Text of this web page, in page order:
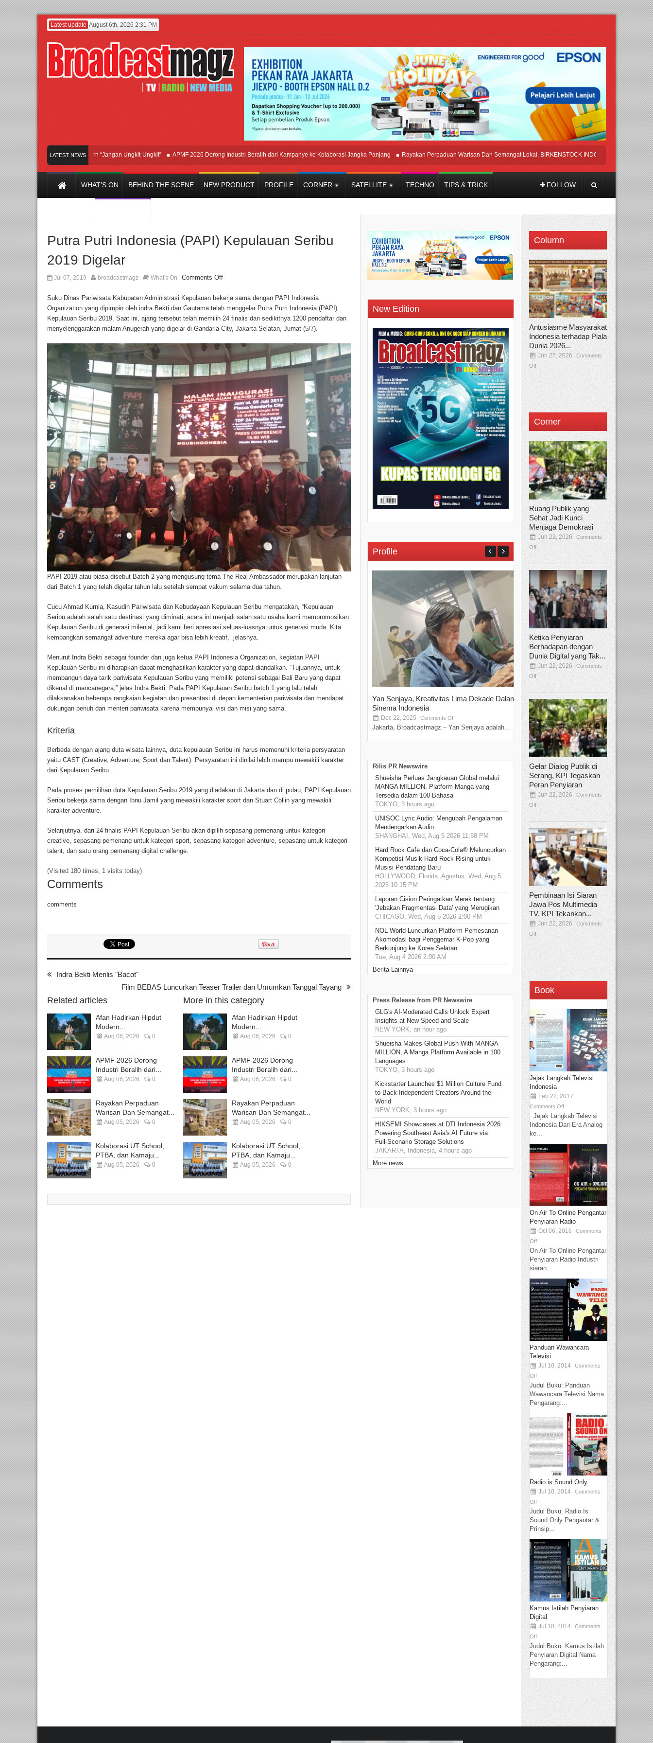
Latest update August 6th, 2026 2:31 PM
LATEST NEWS
Afan Hadirkan Hipdut Modern “Jangan Ungkit-Ungkit” APMF 2026 Dorong Industri Beralih dari Kampanye ke Kolaborasi Jangka Panjang Rayakan Perpaduan Warisan Dan Semangat Lokal, BIRKENSTOCK INDONESIA Membuka Took di
WHAT’S ON BEHIND THE SCENE NEW PRODUCT PROFILE CORNER SATELLITE TECHNO TIPS & TRICK FOLLOW
Putra Putri Indonesia (PAPI) Kepulauan Seribu
2019 Digelar
Jul 07, 2019 broadcastmagz What's On Comments Off
Suku Dinas Pariwisata Kabupaten Administrasi Kepulauan bekerja sama dengan PAPI Indonesia
Organization yang dipimpin oleh indra Bekti dan Gautama telah menggelar Putra Putri Indonesia (PAPI)
Kepulauan Seribu 2019. Saat ini, ajang tersebut telah memilih 24 finalis dari sedikitnya 1200 pendaftar dan
menyelenggarakan malam Anugerah yang digelar di Gandaria City, Jakarta Selatan, Jumat (5/7).
PAPI 2019 atau biasa disebut Batch 2 yang mengusung tema The Real Ambassador merupakan lanjutan
dari Batch 1 yang telah digelar tahun lalu setelah sempat vakum selama dua tahun.
Cucu Ahmad Kurnia, Kasudin Pariwisata dan Kebudayaan Kepulauan Seribu mengatakan, “Kepulauan
Seribu adalah salah satu destinasi yang diminati, acara ini menjadi salah satu usaha kami mempromosikan
Kepulauan Seribu di generasi milenial, jadi kami beri apresiasi seluas-luasnya untuk generasi muda. Kita
kembangkan semangat adventure mereka agar bisa lebih kreatif,” jelasnya.
Menurut Indra Bekti sebagai founder dan juga ketua PAPI Indonesia Organization, kegiatan PAPI
Kepulauan Seribu ini diharapkan dapat menghasilkan karakter yang dapat diandalkan. “Tujuannya, untuk
membangun daya tarik pariwisata Kepulauan Seribu yang memiliki potensi sebagai Bali Baru yang dapat
dikenal di mancanegara,” jelas Indra Bekti. Pada PAPI Kepulauan Seribu batch 1 yang lalu telah
dilaksanakan beberapa rangkaian kegiatan dan presentasi di depan kementerian pariwisata dan mendapat
dukungan penuh dari menteri pariwisata karena mempunyai visi dan misi yang sama.
Kriteria
Berbeda dengan ajang duta wisata lainnya, duta kepulauan Seribu ini harus memenuhi kriteria persyaratan
yaitu CAST (Creative, Adventure, Sport dan Talent). Persyaratan ini dinilai lebih mampu mewakili karakter
dari Kepulauan Seribu.
Pada proses pemilihan duta Kepulauan Seribu 2019 yang diadakan di Jakarta dan di pulau, PAPI Kepulauan
Seribu bekerja sama dengan Ibnu Jamil yang mewakili karakter sport dan Stuart Collin yang mewakili
karakter adventure.
Selanjutnya, dari 24 finalis PAPI Kepulauan Seribu akan dipilih sepasang pemenang untuk kategori
creative, sepasang pemenang untuk kategori sport, sepasang kategori adventure, sepasang untuk kategori
talent, dan satu orang pemenang digital challenge.
(Visited 180 times, 1 visits today)
Comments
comments
Indra Bekti Merilis "Bacot"
Film BEBAS Luncurkan Teaser Trailer dan Umumkan Tanggal Tayang
Related articles
Afan Hadirkan Hipdut
Modern...
Aug 06, 2026 0
APMF 2026 Dorong
Industri Beralih dari...
Aug 06, 2026 0
Rayakan Perpaduan
Warisan Dan Semangat...
Aug 05, 2026 0
Kolaborasi UT School,
PTBA, dan Kamaju...
Aug 05, 2026 0
More in this category
Afan Hadirkan Hipdut
Modern...
Aug 06, 2026 0
APMF 2026 Dorong
Industri Beralih dari...
Aug 06, 2026 0
Rayakan Perpaduan
Warisan Dan Semangat...
Aug 05, 2026 0
Kolaborasi UT School,
PTBA, dan Kamaju...
Aug 05, 2026 0
New Edition
Profile
Yan Senjaya, Kreativitas Lima Dekade Dalam
Sinema Indonesia
Dec 22, 2025 Comments Off
Jakarta, Broadcastmagz – Yan Senjaya adalah...
Tamee Irelly Menjadi Juri Open
Film Terbaru...
Sep 08, 2025 Comments Off
Bekasi, Broadcastmagz – Dalam upaya
talenta...
Rilis PR Newswire
Shueisha Perluas Jangkauan Global melalui
MANGA MILLION, Platform Manga yang
Tersedia dalam 100 Bahasa
TOKYO, 3 hours ago
UNISOC Lyric Audio: Mengubah Pengalaman
Mendengarkan Audio
SHANGHAI, Wed, Aug 5 2026 11:58 PM
Hard Rock Cafe dan Coca-Cola® Meluncurkan
Kompetisi Musik Hard Rock Rising untuk
Musisi Pendatang Baru
HOLLYWOOD, Florida, Agustus, Wed, Aug 5
2026 10:15 PM
Laporan Cision Peringatkan Merek tentang
'Jebakan Fragmentasi Data' yang Merugikan
CHICAGO, Wed, Aug 5 2026 2:00 PM
NOL World Luncurkan Platform Pemesanan
Akomodasi bagi Penggemar K-Pop yang
Berkunjung ke Korea Selatan
Tue, Aug 4 2026 2:00 AM
Berita Lainnya
Press Release from PR Newswire
GLG's AI-Moderated Calls Unlock Expert
Insights at New Speed and Scale
NEW YORK, an hour ago
Shueisha Makes Global Push With MANGA
MILLION, A Manga Platform Available in 100
Languages
TOKYO, 3 hours ago
Kickstarter Launches $1 Million Culture Fund
to Back Independent Creators Around the
World
NEW YORK, 3 hours ago
HIKSEMI Showcases at DTI Indonesia 2026:
Powering Southeast Asia's AI Future via
Full‑Scenario Storage Solutions
JAKARTA, Indonesia, 4 hours ago
More news
Column
Antusiasme Masyarakat
Indonesia terhadap Piala
Dunia 2026...
Jun 27, 2026
Comments
Off
Corner
Ruang Publik yang
Sehat Jadi Kunci
Menjaga Demokrasi
Jun 22, 2026
Comments
Off
Ketika Penyiaran
Berhadapan dengan
Dunia Digital yang Tak...
Jun 22, 2026
Comments
Off
Gelar Dialog Publik di
Serang, KPI Tegaskan
Peran Penyiaran
Jun 22, 2026
Comments
Off
Pembinaan Isi Siaran
Jawa Pos Multimedia
TV, KPI Tekankan...
Jun 22, 2026
Comments
Off
Book
Jejak Langkah Televisi
Indonesia
Feb 22, 2017
Comments Off
Jejak Langkah Televisi
Indonesia Dari Era Analog
ke...
On Air To Online Pengantar
Penyiaran Radio
Oct 06, 2016
Comments
Off
On Air To Online Pengantar
Penyiaran Radio Industri
siaran...
Panduan Wawancara
Televisi
Jul 10, 2014
Comments
Off
Judul Buku: Panduan
Wawancara Televisi Nama
Pengarang:...
Radio is Sound Only
Jul 10, 2014
Comments
Off
Judul Buku: Radio Is
Sound Only Pengantar &
Prinsip...
Kamus Istilah Penyiaran
Digital
Jul 10, 2014
Comments
Off
Judul Buku: Kamus Istilah
Penyiaran Digital Nama
Pengarang:...